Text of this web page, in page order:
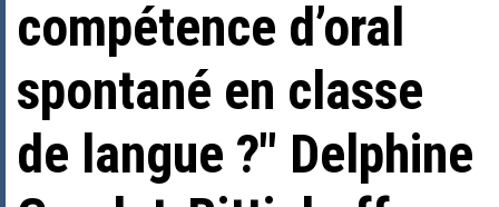
compétence d’oral
spontané en classe
de langue ?" Delphine